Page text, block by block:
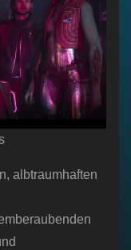
albtraumhaften